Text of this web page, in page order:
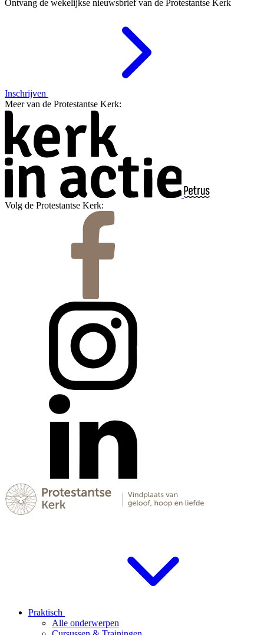
Ontvang de wekelijkse nieuwsbrief van de Protestantse Kerk
Inschrijven
Meer van de Protestantse Kerk:
Volg de Protestantse Kerk:
Praktisch
Alle onderwerpen